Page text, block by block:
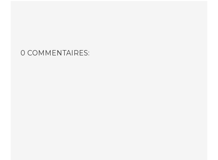
0 COMMENTAIRES: